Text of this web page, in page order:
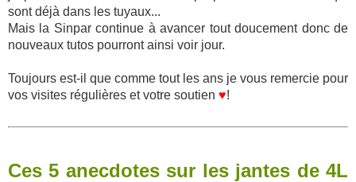
sont déjà dans les tuyaux...
Mais la Sinpar continue à avancer tout doucement donc de
nouveaux tutos pourront ainsi voir jour.
Toujours est-il que comme tout les ans je vous remercie pour
vos visites régulières et votre soutien ♥!
Ces 5 anecdotes sur les jantes de 4L